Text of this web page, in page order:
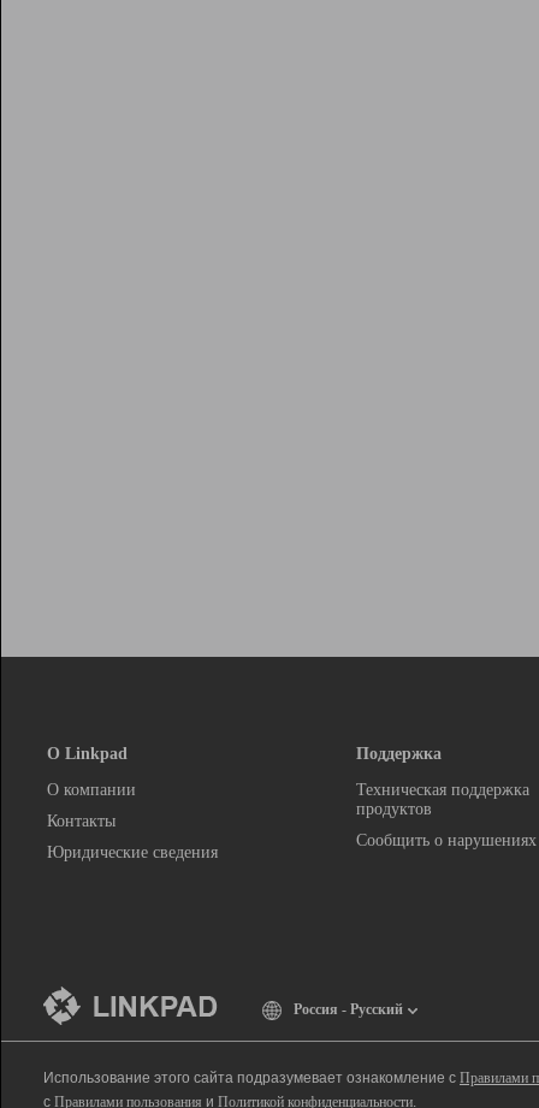
О Linkpad
О компании
Контакты
Юридические сведения
Поддержка
Техническая поддержка
продуктов
Сообщить о нарушениях
Россия - Русский
Использование этого сайта подразумевает ознакомление с Правилами
с Правилами пользования и Политикой конфиденциальности.